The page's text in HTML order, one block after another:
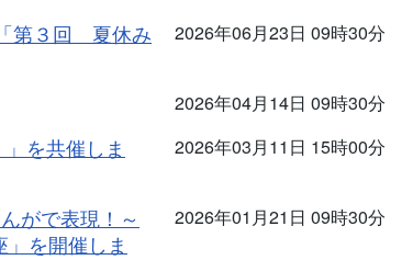
2026年06月23日 09時30分
第３回 夏休み
2026年04月14日 09時30分
2026年03月11日 15時00分
を共催しま
2026年01月21日 09時30分
がで表現！～
を開催しま